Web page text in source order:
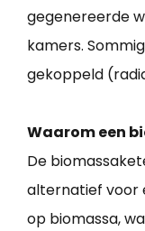
gegenereerde
kamers.
gekoppeld
Waarom een
De
alternatief voor
op biomassa,